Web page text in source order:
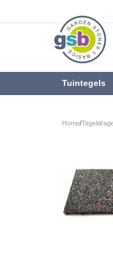
Tuintegels
Home/